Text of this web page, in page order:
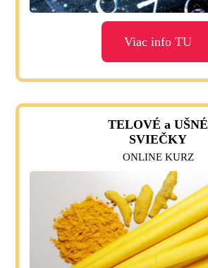
Viac info TU
TELOVÉ a UŠNÉ
SVIEČKY
ONLINE KURZ